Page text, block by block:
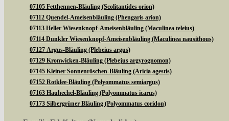
07105 Fetthennen-Bläuling (Scolitantides orion)
07112 Quendel-Ameisenbläuling (Phengaris arion)
07113 Heller Wiesenknopf-Ameisenbläuling (Maculinea teleius)
07114 Dunkler Wiesenknopf-Ameisenbläuling (Maculinea nausithous)
07127 Argus-Bläuling (Plebeius argus)
07129 Kronwicken-Bläuling (Plebejus argyrognomon)
07145 Kleiner Sonnenröschen-Bläuling (Aricia agestis)
07152 Rotklee-Bläuling (Polyommatus semiargus)
07163 Hauhechel-Bläuling (Polyommatus icarus)
07173 Silbergrüner Bläuling (Polyommatus coridon)